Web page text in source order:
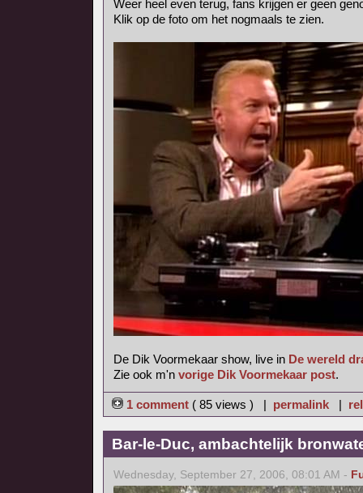
Weer heel even terug, fans krijgen er geen
Klik op de foto om het nogmaals te zien.
De Dik Voormekaar show, live in De wereld
Zie ook m'n vorige Dik Voormekaar post.
1 comment ( 85 views ) | permalink |
Bar-le-Duc, ambachtelijk
Wednesday, September 27, 2006, 08:01 AM -